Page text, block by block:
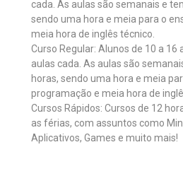
cada. As aulas são semanais e
sendo uma hora e meia para o
meia hora de inglês técnico.
Curso Regular: Alunos de 10 a 16
aulas cada. As aulas são
horas, sendo uma hora e meia
programação e meia hora de
Cursos Rápidos: Cursos de 12
as férias, com assuntos como
Aplicativos, Games e muito mais!